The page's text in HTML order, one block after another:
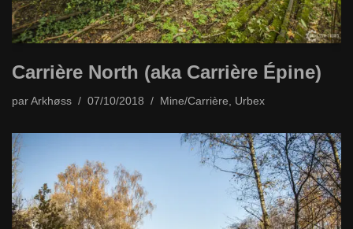
Carrière North (aka Carrière Épine)
par Arkhøss 07/10/2018 Mine/Carrière, Urbex